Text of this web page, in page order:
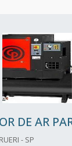
DE AR
- SP